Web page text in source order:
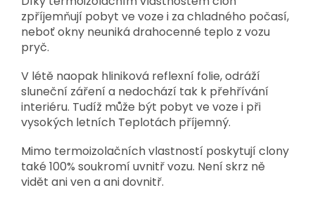
zpříjemňují pobyt ve voze i za chladného počasí,
neboť okny neuniká drahocenné teplo z vozu
pryč.
V létě naopak hliniková reflexní folie, odráží
sluneční záření a nedochází tak k přehřívání
interiéru. Tudíž může být pobyt ve voze i při
vysokých letních Teplotách příjemný.
Mimo termoizolačních vlastností poskytují clony
také 100% soukromí uvnitř vozu. Není skrz ně
vidět ani ven a ani dovnitř.